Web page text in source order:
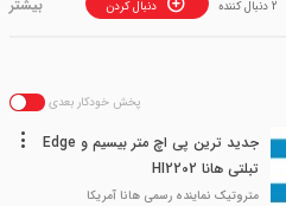
دنبال کردن 2 دنبال کننده
پخش خودکار بعدی
جدید ترین پی اچ متر بیسیم و Edge
تبلتی هانا HI2202
متروتیک نماینده رسمی هانا آمریکا